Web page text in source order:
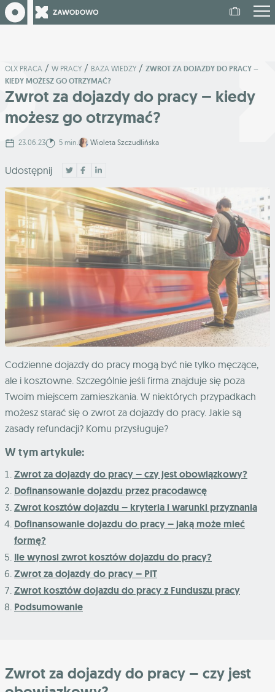
OLX PRACA / W PRACY / BAZA WIEDZY / ZWROT ZA DOJAZDY DO PRACY –
KIEDY MOŻESZ GO OTRZYMAĆ?
Zwrot za dojazdy do pracy – kiedy
możesz go otrzymać?
23.06.23 5 min. Wioleta Szczudlińska
Udostępnij
Codzienne dojazdy do pracy mogą być nie tylko męczące,
ale i kosztowne. Szczególnie jeśli firma znajduje się poza
Twoim miejscem zamieszkania. W niektórych przypadkach
możesz starać się o zwrot za dojazdy do pracy. Jakie są
zasady refundacji? Komu przysługuje?
W tym artykule:
Zwrot za dojazdy do pracy – czy jest obowiązkowy?
Dofinansowanie dojazdu przez pracodawcę
Zwrot kosztów dojazdu – kryteria i warunki przyznania
Dofinansowanie dojazdu do pracy – jaką może mieć
formę?
Ile wynosi zwrot kosztów dojazdu do pracy?
Zwrot za dojazdy do pracy – PIT
Zwrot kosztów dojazdu do pracy z Funduszu pracy
Podsumowanie
Zwrot za dojazdy do pracy – czy jest